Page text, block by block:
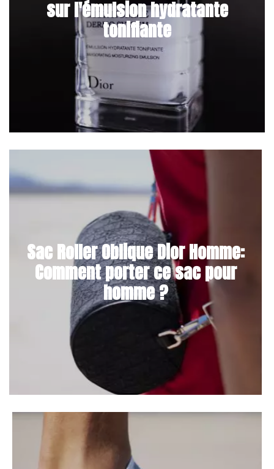
sur l'émulsion hydratante
tonifiante
Sac Roller Oblique Dior Homme:
Comment porter ce sac pour
homme ?